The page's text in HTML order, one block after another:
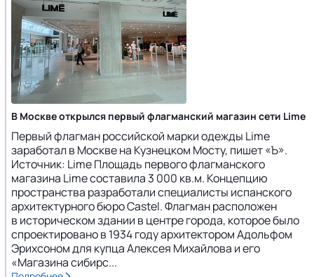
В Москве открылся первый флагманский магазин сети Lime
Первый флагман российской марки одежды Lime
заработал в Москве на Кузнецком Мосту, пишет «Ъ».
Источник: Lime Площадь первого флагманского
магазина Lime составила 3 000 кв.м. Концепцию
пространства разработали специалисты испанского
архитектурного бюро Castel. Флагман расположен
в историческом здании в центре города, которое было
спроектировано в 1934 году архитектором Адольфом
Эрихсоном для купца Алексея Михайлова и его
«Магазина сибирс...